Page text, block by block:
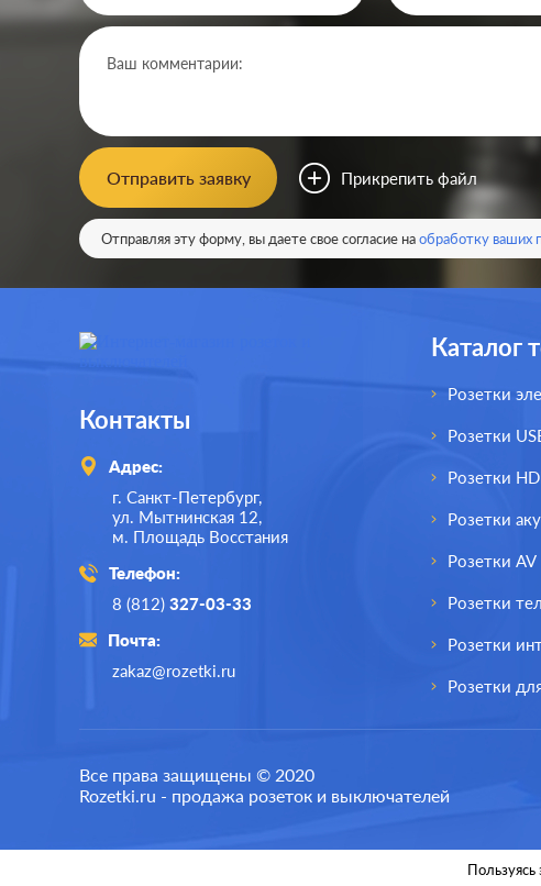
Отправить заявку Прикрепить файл
Отправляя эту форму, вы даете свое согласие наобработку ваших
Контакты
Адрес:
г. Санкт-Петербург,
ул. Мытнинская 12,
м. Площадь Восстания
Телефон:
8 (812) 327-03-33
Почта:
zakaz@rozetki.ru
Каталог
Розетки
Розетки
Розетки
Розетки
Розетки AV
Розетки
Розетки
Розетки
Все права защищены © 2020
Rozetki.ru - продажа розеток и выключателей
Пользуясь